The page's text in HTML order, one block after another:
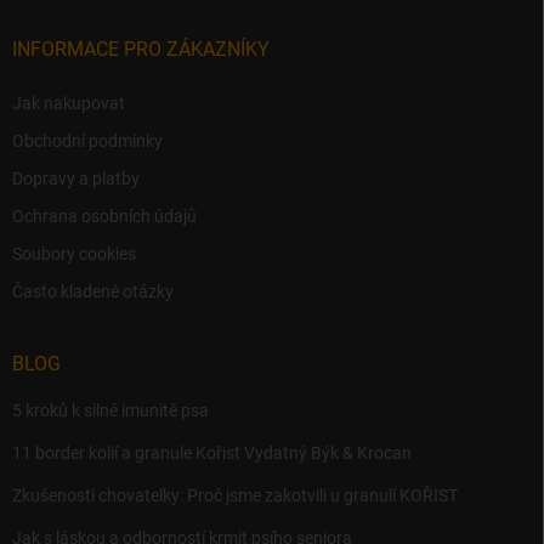
INFORMACE PRO ZÁKAZNÍKY
Jak nakupovat
Obchodní podmínky
Dopravy a platby
Ochrana osobních údajů
Soubory cookies
Často kladené otázky
BLOG
5 kroků k silné imunitě psa
11 border kolií a granule Kořist Vydatný Býk & Krocan
Zkušenosti chovatelky: Proč jsme zakotvili u granulí KOŘIST
Jak s láskou a odborností krmit psího seniora